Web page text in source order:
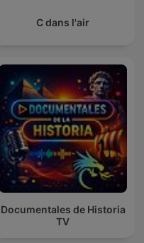
C dans l'air
Documentales de Historia
TV